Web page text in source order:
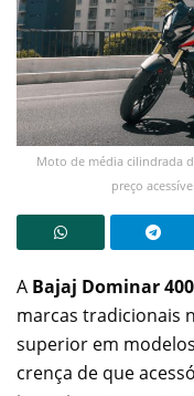
Moto de média cilindrada
preço
A Bajaj Dominar 400
marcas tradicionais
superior em
crença de que